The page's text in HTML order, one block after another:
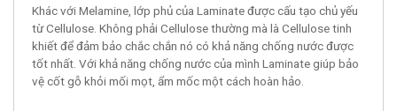
Khác với Melamine, lớp phủ của Laminate được cấu tạo chủ yếu
từ Cellulose. Không phải Cellulose thường mà là Cellulose tinh
khiết để đảm bảo chắc chắn nó có khả năng chống nước được
tốt nhất. Với khả năng chống nước của mình Laminate giúp bảo
vệ cốt gỗ khỏi mối mọt, ẩm mốc một cách hoàn hảo.